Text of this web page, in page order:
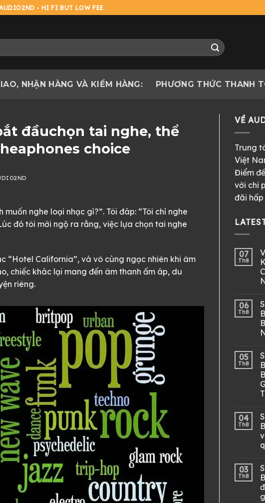
- HI FI BUT LOW FEE
NHẬN HÀNG VÀ KIỂM HÀNG: PHƯƠNG THỨC THANH
đầuchọn tai nghe, thể
choice
nghe loại nhạc gì?”. Tôi đáp: “Tôi chỉ nghe
đó tôi mới ngộ ra rằng, việc lựa chọn tai nghe
“Hotel California”, và vô cùng ngạc nhiên khi âm
chiếc khác lại mang đến âm thanh ấm áp, du
riêng.
VỀ
Trung
Việt
Điểm
với chi
đãi hấp
07
Th8
06
Th8
05
Th8
04
Th8
03
Th8